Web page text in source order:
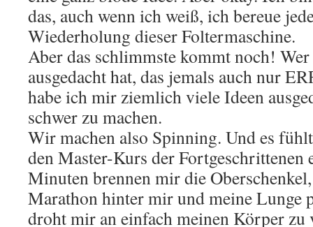
das, auch wenn ich weiß, ich bereue
Wiederholung dieser Foltermaschine.
Aber das schlimmste kommt noch!
ausgedacht hat, das jemals auch nur
habe ich mir ziemlich viele Ideen
schwer zu machen.
Wir machen also Spinning. Und es
den Master-Kurs der Fortgeschrittenen
Minuten brennen mir die
Marathon hinter mir und meine Lunge
droht mir an einfach meinen Körper zu